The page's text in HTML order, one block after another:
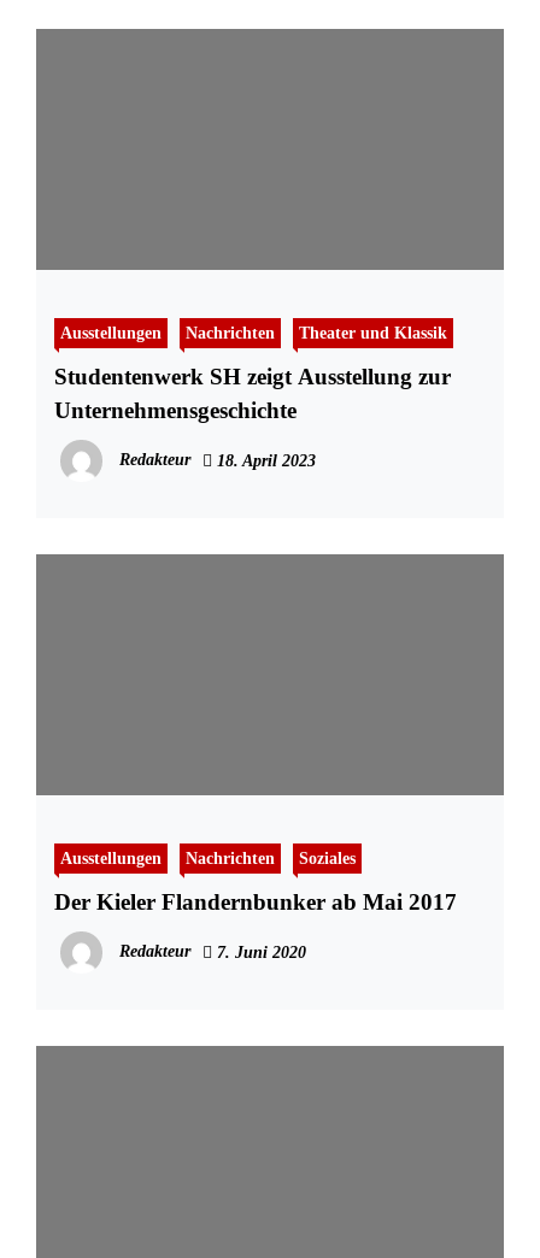
Ausstellungen Nachrichten Theater und Klassik
Studentenwerk SH zeigt Ausstellung zur
Unternehmensgeschichte
Redakteur 18. April 2023
Ausstellungen Nachrichten Soziales
Der Kieler Flandernbunker ab Mai 2017
Redakteur 7. Juni 2020